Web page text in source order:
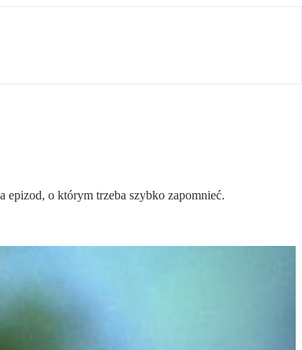
epizod, o którym trzeba szybko zapomnieć.